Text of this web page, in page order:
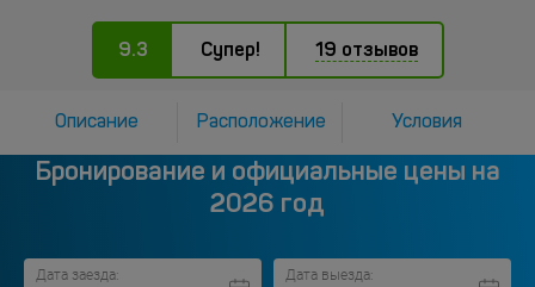
9.3 Супер! 19 отзывов
Описание Расположение Условия
Бронирование и официальные цены на
2026 год
Дата заезда: Дата выезда: